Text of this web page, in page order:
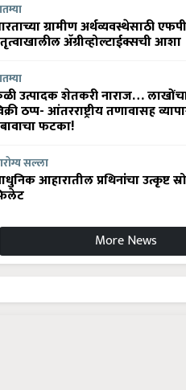
ग्रामीण अर्थव्यवस्थेसाठी
अ‍ॅग्रीव्होल्टाईक्सची आशा
उत्पादक शेतकरी नाराज…
ठप्प- आंतरराष्ट्रीय तणावासह
फटका!
सल्ला
आहारातील प्रथिनांचा उत्कृष्ट
More News